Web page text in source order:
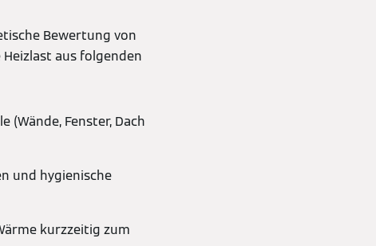
Bewertung von
Heizlast aus folgenden
(Wände, Fenster, Dach
und hygienische
kurzzeitig zum